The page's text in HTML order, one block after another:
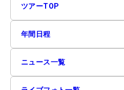
ツアーTOP
年間日程
ニュース一覧